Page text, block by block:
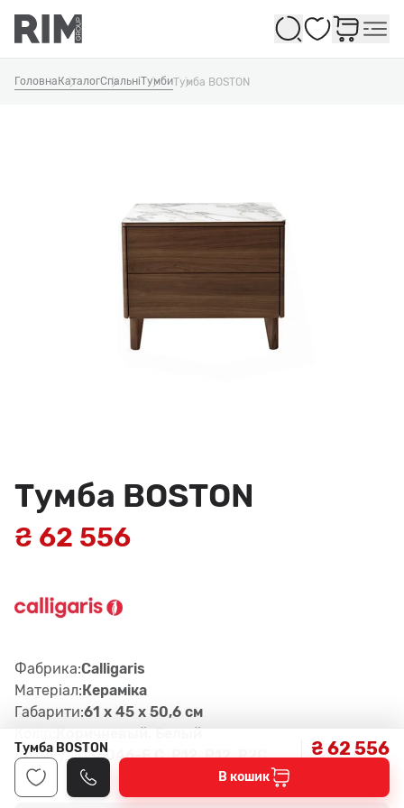
Обране
Головна КаталогСпальніТумбиТумба BOSTON
Тумба BOSTON
₴ 62 556
Фабрика:Calligaris
Матеріал:Керамiка
Габарити:61 x 45 x 50,6 см
Колір:
Коричневый, Белый
Артикул:CS6046-F C, P12, P12, P2C
Тумба BOSTON ₴ 62 556
В кошик